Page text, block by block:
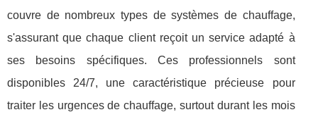
couvre de nombreux types de systèmes de chauffage,
s'assurant que chaque client reçoit un service adapté à
ses besoins spécifiques. Ces professionnels sont
disponibles 24/7, une caractéristique précieuse pour
traiter les urgences de chauffage, surtout durant les mois